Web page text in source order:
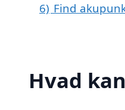
6) Find
Hvad